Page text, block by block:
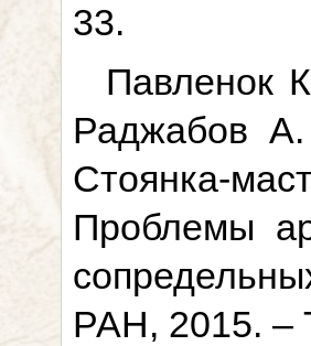
33.
Павленок
Раджабов
Стоянка-
Проблемы
РАН, 2015. –